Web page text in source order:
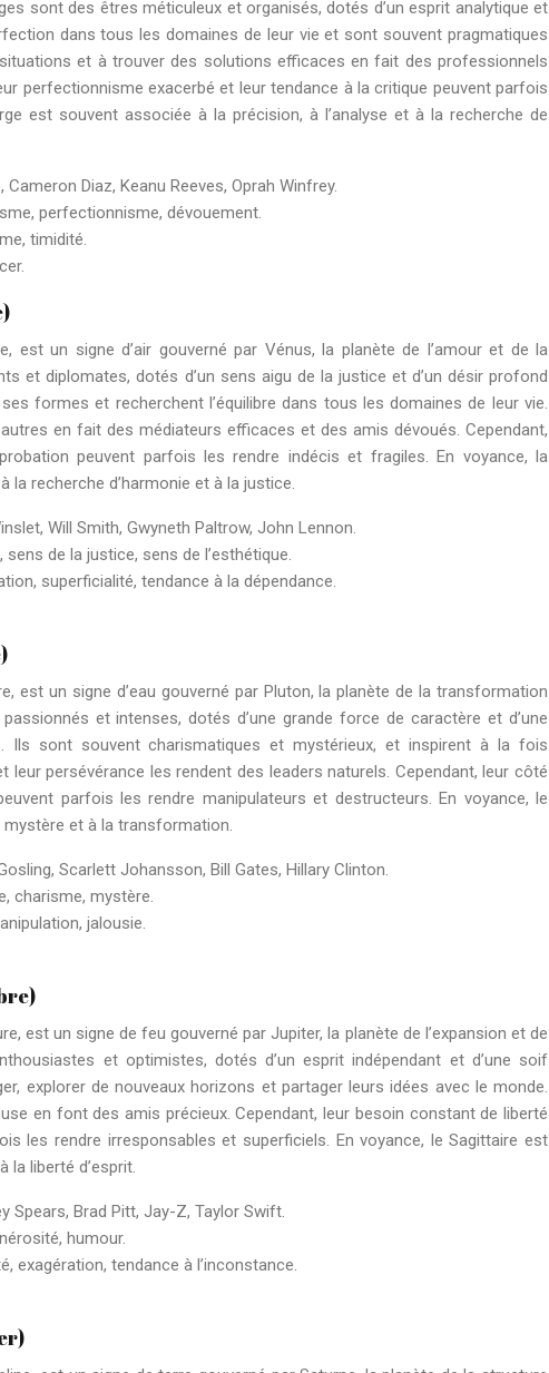
sont des êtres méticuleux et organisés, dotés d’un esprit analytique et
dans tous les domaines de leur vie et sont souvent pragmatiques
et à trouver des solutions efficaces en fait des professionnels
perfectionnisme exacerbé et leur tendance à la critique peuvent parfois
est souvent associée à la précision, à l’analyse et à la recherche de
Diaz, Keanu Reeves, Oprah Winfrey.
perfectionnisme, dévouement.
timidité.
est un signe d’air gouverné par Vénus, la planète de l’amour et de la
et diplomates, dotés d’un sens aigu de la justice et d’un désir profond
formes et recherchent l’équilibre dans tous les domaines de leur vie.
en fait des médiateurs efficaces et des amis dévoués. Cependant,
peuvent parfois les rendre indécis et fragiles. En voyance, la
recherche d’harmonie et à la justice.
Will Smith, Gwyneth Paltrow, John Lennon.
de la justice, sens de l’esthétique.
superficialité, tendance à la dépendance.
est un signe d’eau gouverné par Pluton, la planète de la transformation
et intenses, dotés d’une grande force de caractère et d’une
Ils sont souvent charismatiques et mystérieux, et inspirent à la fois
leur persévérance les rendent des leaders naturels. Cependant, leur côté
parfois les rendre manipulateurs et destructeurs. En voyance, le
et à la transformation.
Scarlett Johansson, Bill Gates, Hillary Clinton.
charisme, mystère.
jalousie.
est un signe de feu gouverné par Jupiter, la planète de l’expansion et de
et optimistes, dotés d’un esprit indépendant et d’une soif
explorer de nouveaux horizons et partager leurs idées avec le monde.
en font des amis précieux. Cependant, leur besoin constant de liberté
les rendre irresponsables et superficiels. En voyance, le Sagittaire est
la liberté d’esprit.
Spears, Brad Pitt, Jay-Z, Taylor Swift.
humour.
exagération, tendance à l’inconstance.